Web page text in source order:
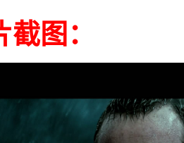
截图：